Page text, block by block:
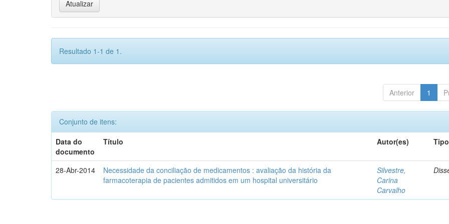
Resultado 1-1 de 1.
Anterior 1
Conjunto de itens:
Data do
documento
Título Autor(es) Tipo
28-Abr-2014
Necessidade da conciliação de medicamentos : avaliação da história da
farmacoterapia de pacientes admitidos em um hospital universitário
Silvestre,
Carina
Carvalho